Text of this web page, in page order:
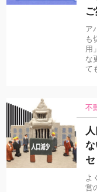
ア
も
用
な
て
不
よ
営